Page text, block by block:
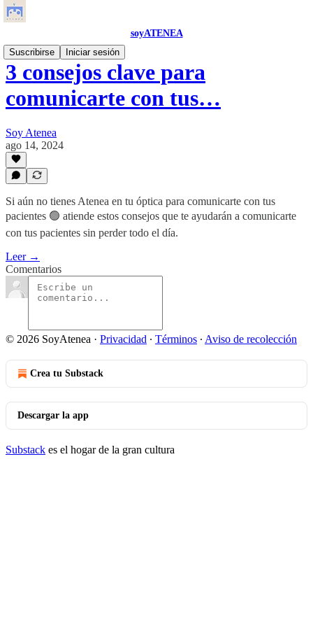
soyATENEA
Suscribirse
Iniciar sesión
3 consejos clave para
comunicarte con tus…
Soy Atenea
ago 14, 2024
Si aún no tienes Atenea en tu óptica para comunicarte con tus
pacientes 🟢 atiende estos consejos que te ayudarán a comunicarte
con tus pacientes sin perder todo el día.
Leer →
Comentarios
© 2026 SoyAtenea · Privacidad ∙ Términos ∙ Aviso de recolección
Crea tu Substack
Descargar la app
Substack es el hogar de la gran cultura